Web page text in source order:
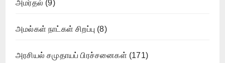
அமர்தல் (9)
அமல்கள் நாட்கள் சிறப்பு (8)
அரசியல் சமுதாயப் பிரச்சனைகள் (171)